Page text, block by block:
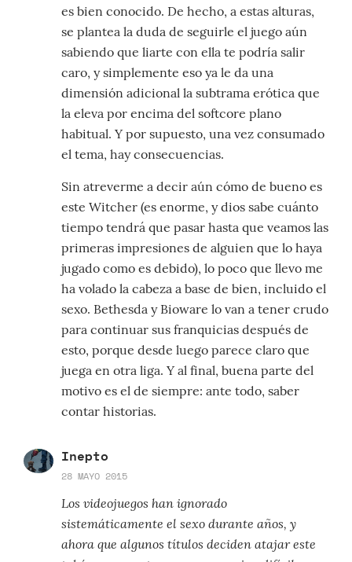
es bien conocido. De hecho, a estas alturas,
se plantea la duda de seguirle el juego aún
sabiendo que liarte con ella te podría salir
caro, y simplemente eso ya le da una
dimensión adicional la subtrama erótica que
la eleva por encima del softcore plano
habitual. Y por supuesto, una vez consumado
el tema, hay consecuencias.
Sin atreverme a decir aún cómo de bueno es
este Witcher (es enorme, y dios sabe cuánto
tiempo tendrá que pasar hasta que veamos las
primeras impresiones de alguien que lo haya
jugado como es debido), lo poco que llevo me
ha volado la cabeza a base de bien, incluido el
sexo. Bethesda y Bioware lo van a tener crudo
para continuar sus franquicias después de
esto, porque desde luego parece claro que
juega en otra liga. Y al final, buena parte del
motivo es el de siempre: ante todo, saber
contar historias.
Inepto
28 MAYO 2015
Los videojuegos han ignorado
sistemáticamente el sexo durante años, y
ahora que algunos títulos deciden atajar este